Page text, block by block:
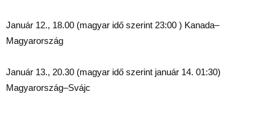
Január 12., 18.00 (magyar idő szerint 23:00 ) Kanada–
Magyarország
Január 13., 20.30 (magyar idő szerint január 14. 01:30)
Magyarország–Svájc